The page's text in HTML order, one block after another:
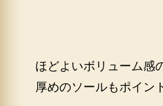
ほどよいボリューム感
厚めのソールもポイン